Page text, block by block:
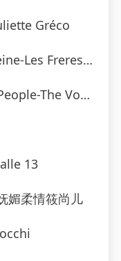
Gréco
Freres Jacques
Vocal Masters
13
媚柔情筱尚儿